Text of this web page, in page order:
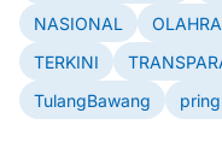
NASIONAL
TERKINI
TulangBawang